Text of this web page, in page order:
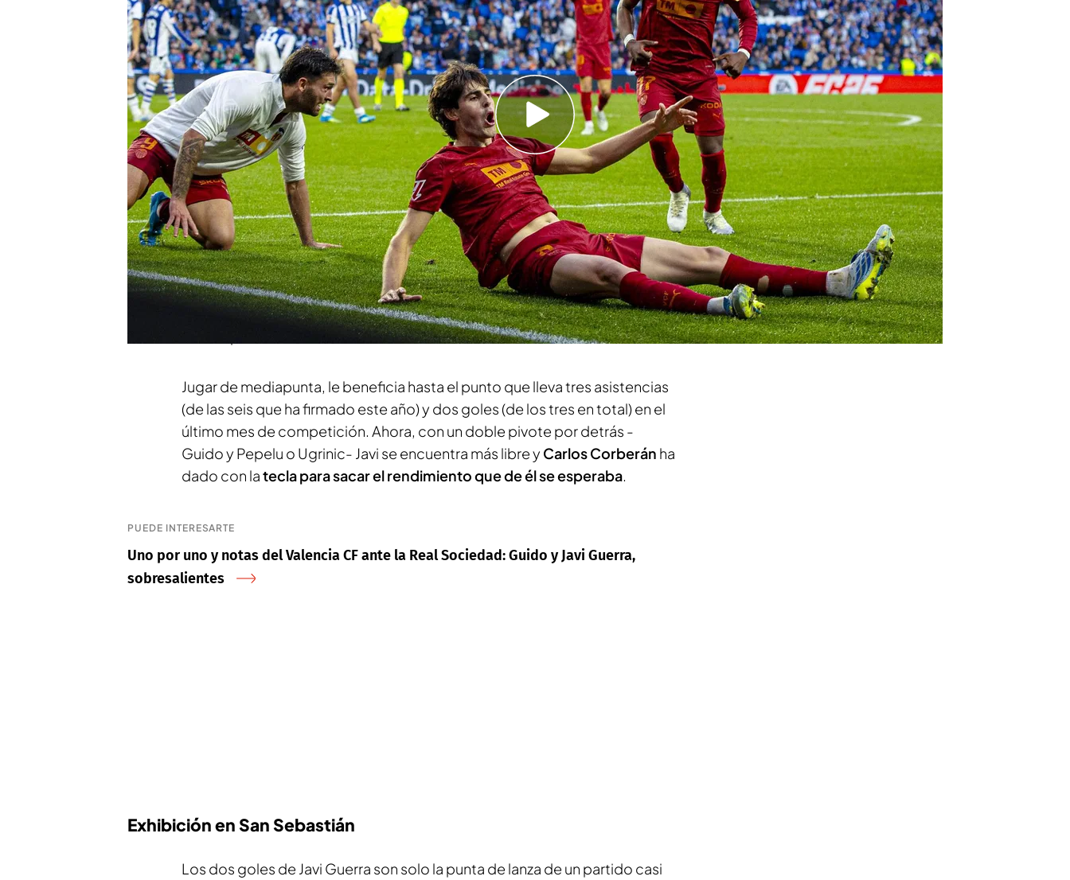
temporada
Javi Guerra: "Si hay una posibilidad de soñar con Europa hay que ir a
por ella"
Compartir
Valencia
“Parece que los goles que no he metido en toda la temporada,
los estoy marcando ahora y contento. Todo lo que sea ayudar al equipo,
bienvenido sea”,confesaba Javi Guerra emocionado al final del partido.
No ha sido su mejor temporada, ni tan siquiera la del equipo, pero su
aparición en el último tramo de LALIGA le han devuelto la vitola de
futbolista trascendental por el cual el Valencia CF apostó y renovó el
Jugar de mediapunta, le beneficia hasta el punto que lleva tres asistencias
(de las seis que ha firmado este año) y dos goles (de los tres en total) en el
último mes de competición. Ahora, con un doble pivote por detrás -
Guido y Pepelu o Ugrinic- Javi se encuentra más libre y Carlos Corberán ha
dado con latecla para sacar el rendimiento que de él se esperaba.
PUEDE INTERESARTE
Uno por uno y notas del Valencia CF ante la Real Sociedad: Guido y Javi Guerra,
sobresalientes
Exhibición en San Sebastián
Los dos goles de Javi Guerra son solo la punta de lanza de un partido casi